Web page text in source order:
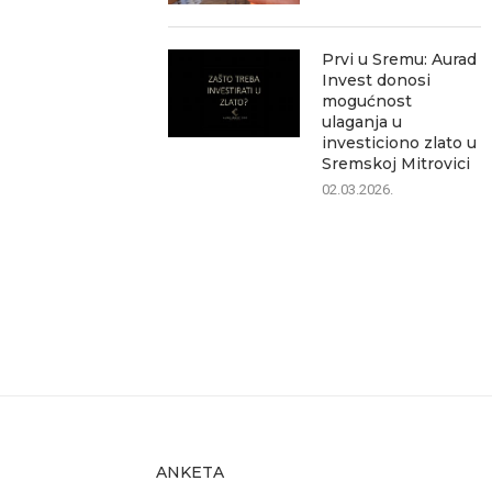
Prvi u Sremu: Aurad
Invest donosi
mogućnost
ulaganja u
investiciono zlato u
Sremskoj Mitrovici
02.03.2026.
ANKETA